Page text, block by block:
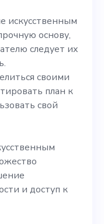
искусственным
основу,
следует их
своими
план к
свой
и доступ к